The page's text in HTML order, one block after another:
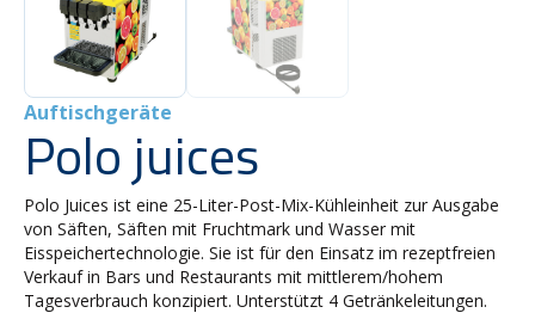
Auftischgeräte
Polo juices
Polo Juices ist eine 25-Liter-Post-Mix-Kühleinheit zur Ausgabe
von Säften, Säften mit Fruchtmark und Wasser mit
Eisspeichertechnologie. Sie ist für den Einsatz im rezeptfreien
Verkauf in Bars und Restaurants mit mittlerem/hohem
Tagesverbrauch konzipiert. Unterstützt 4 Getränkeleitungen.